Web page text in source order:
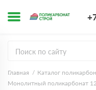
Главная Каталог
Монолитный поликарбонат